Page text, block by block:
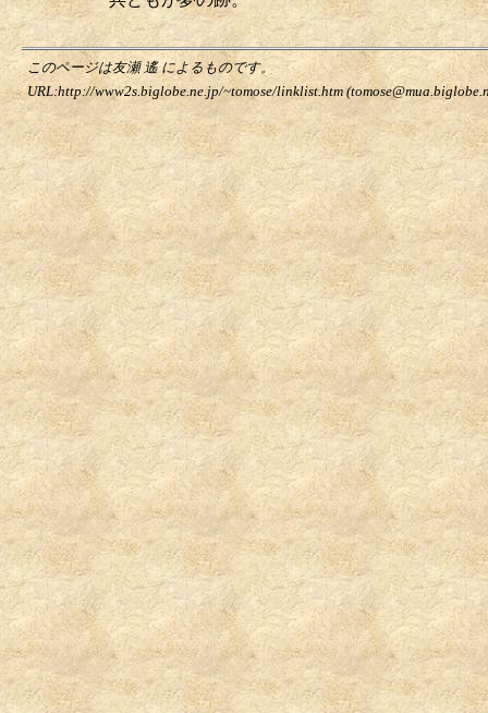
このページは友瀬 遙 によるものです。
URL:http://www2s.biglobe.ne.jp/~tomose/linklist.htm